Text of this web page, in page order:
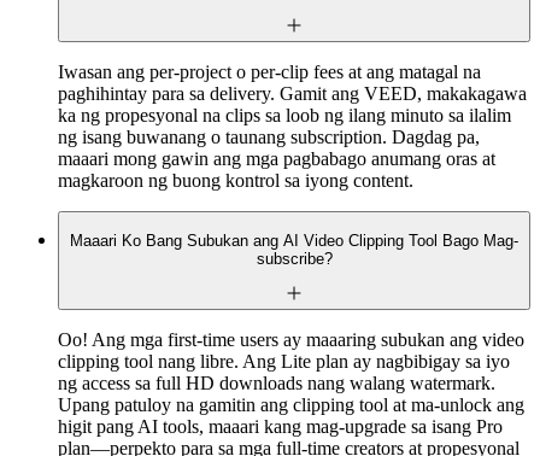
Iwasan ang per-project o per-clip fees at ang matagal na
paghihintay para sa delivery. Gamit ang VEED, makakagawa
ka ng propesyonal na clips sa loob ng ilang minuto sa ilalim
ng isang buwanang o taunang subscription. Dagdag pa,
maaari mong gawin ang mga pagbabago anumang oras at
magkaroon ng buong kontrol sa iyong content.
Maaari Ko Bang Subukan ang AI Video Clipping Tool Bago Mag-
subscribe?
Oo! Ang mga first-time users ay maaaring subukan ang video
clipping tool nang libre. Ang Lite plan ay nagbibigay sa iyo
ng access sa full HD downloads nang walang watermark.
Upang patuloy na gamitin ang clipping tool at ma-unlock ang
higit pang AI tools, maaari kang mag-upgrade sa isang Pro
plan—perpekto para sa mga full-time creators at propesyonal